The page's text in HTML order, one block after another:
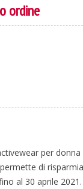
ordine
per
di
al 30 aprile